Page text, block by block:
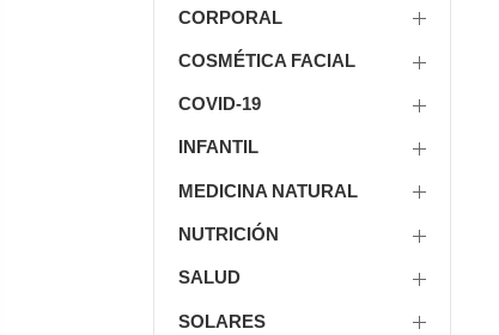
CORPORAL
COSMÉTICA FACIAL
COVID-19
INFANTIL
MEDICINA NATURAL
NUTRICIÓN
SALUD
SOLARES